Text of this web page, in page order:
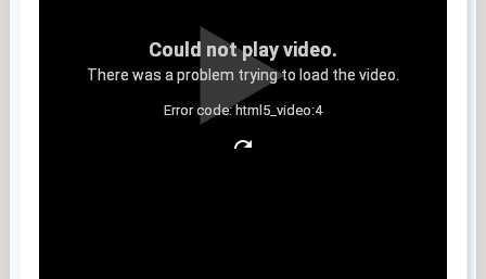
Could not play video.
There was a problem trying to load the video.
Error code: html5_video:4